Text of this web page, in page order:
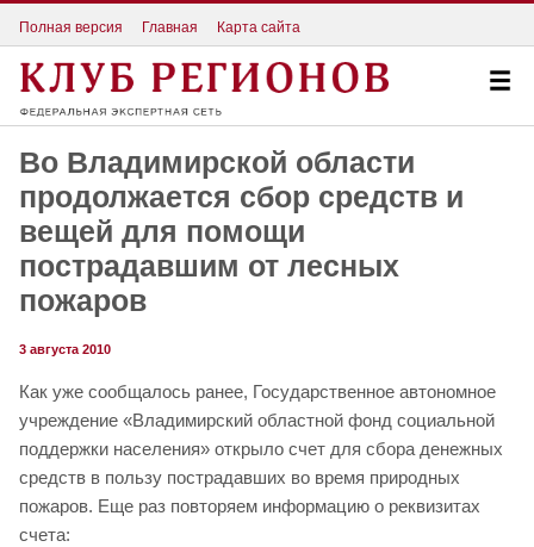
Полная версия Главная Карта сайта
Во Владимирской области
продолжается сбор средств и
вещей для помощи
пострадавшим от лесных
пожаров
3 августа 2010
Как уже сообщалось ранее, Государственное автономное
учреждение «Владимирский областной фонд социальной
поддержки населения» открыло счет для сбора денежных
средств в пользу пострадавших во время природных
пожаров. Еще раз повторяем информацию о реквизитах
счета: